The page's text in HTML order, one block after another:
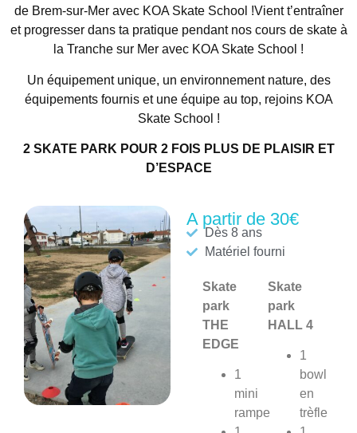
de Brem-sur-Mer avec KOA Skate School !Vient t’entraîner
et progresser dans ta pratique pendant nos cours de skate à
la Tranche sur Mer avec KOA Skate School !
Un équipement unique, un environnement nature, des
équipements fournis et une équipe au top, rejoins KOA
Skate School !
2 SKATE PARK POUR 2 FOIS PLUS DE PLAISIR ET
D’ESPACE
A partir de 30€
Dès 8 ans
Matériel fourni
Skate
park
THE
EDGE
1
mini
rampe
Skate
park
HALL 4
1
bowl
en
trèfle